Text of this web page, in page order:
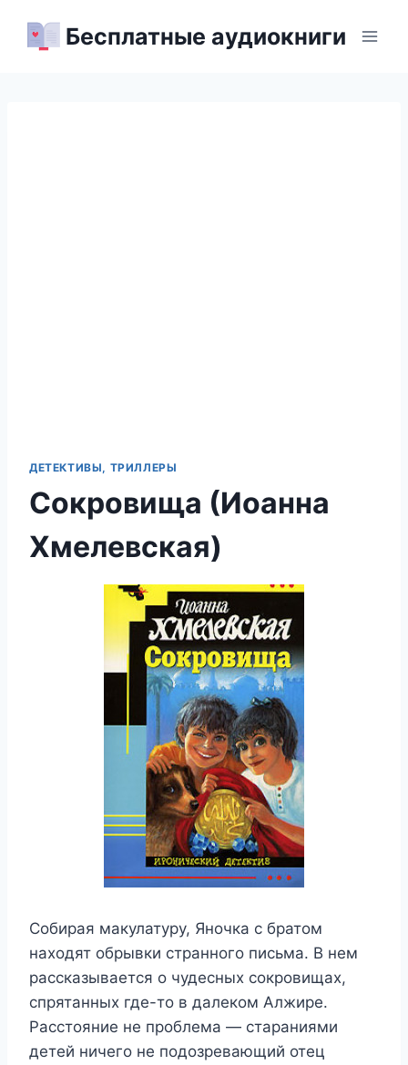
Бесплатные аудиокниги
ДЕТЕКТИВЫ, ТРИЛЛЕРЫ
Сокровища (Иоанна
Хмелевская)
Собирая макулатуру, Яночка с братом
находят обрывки странного письма. В нем
рассказывается о чудесных сокровищах,
спрятанных где-то в далеком Алжире.
Расстояние не проблема — стараниями
детей ничего не подозревающий отец